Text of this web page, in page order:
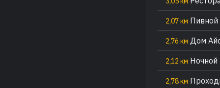
2,07 км Пивной
2,76 км Дом
2,12 км Ночной
2,78 км